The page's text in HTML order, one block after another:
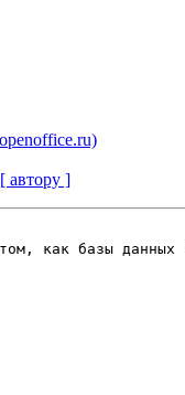
[ автору ]
как базы